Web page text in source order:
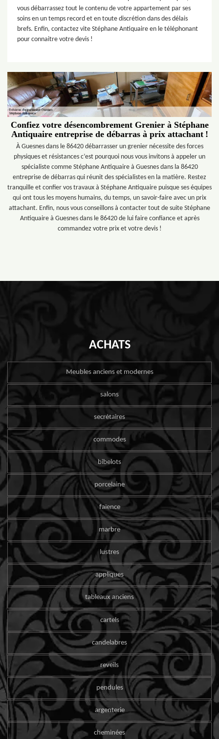
vous débarrassez tout le contenu de votre appartement par ses
soins en un temps record et en toute discrétion dans des délais
brefs. Enfin, contactez vite Stéphane Antiquaire en le téléphonant
pour connaitre votre devis !
Confiez votre désencombrement Grenier à Stéphane
Antiquaire entreprise de débarras à prix attachant !
À Guesnes dans le 86420 débarrasser un grenier nécessite des forces
physiques et résistances c’est pourquoi nous vous invitons à appeler un
spécialiste comme Stéphane Antiquaire à Guesnes dans la 86420
entreprise de débarras qui réunit des spécialistes en la matière. Restez
tranquille et confier vos travaux à Stéphane Antiquaire puisque ses équipes
qui ont tous les moyens humains, du temps, un savoir-faire avec un prix
attachant. Enfin, nous vous conseillons à contacter tout de suite Stéphane
Antiquaire à Guesnes dans le 86420 de lui faire confiance et après
commandez votre prix et votre devis !
ACHATS
Meubles anciens et modernes
salons
secrétaires
commodes
bibelots
porcelaine
faïence
marbre
lustres
appliques
tableaux anciens
cartels
candelabres
reveils
pendules
argenterie
cheminées